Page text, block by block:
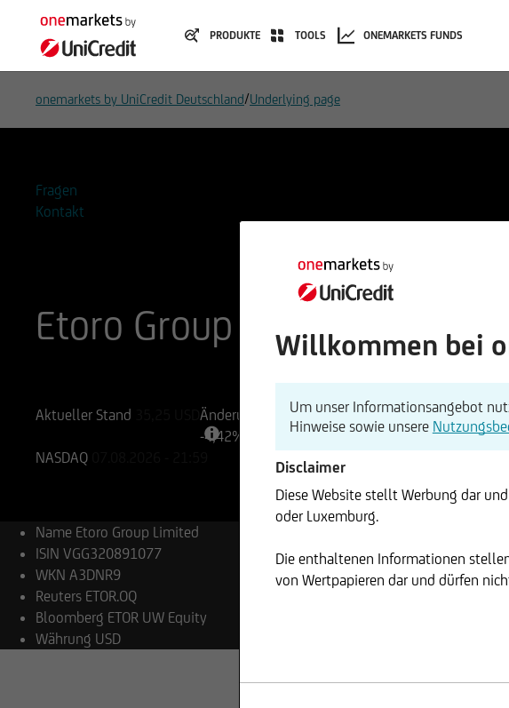
PRODUKTE TOOLS ONEMARKETS FUNDS
onemarkets by UniCredit Deutschland/Underlying page
Fragen
Kontakt
Etoro Group Limited
Aktueller Stand
Änderung
-4,42%
NASDAQ
Name Etoro Group Limited
ISIN VGG320891077
WKN A3DNR9
Reuters ETOR.OQ
Bloomberg ETOR UW Equity
Währung USD
Willkommen bei
Um unser Informationsangebot
Hinweise sowie unsere
Disclaimer
Diese Website stellt Werbung dar
oder Luxemburg.
Die enthaltenen Informationen
von Wertpapieren dar und dürfen